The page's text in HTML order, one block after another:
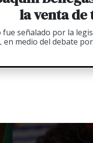
la venta
señalado por la
en medio del debate